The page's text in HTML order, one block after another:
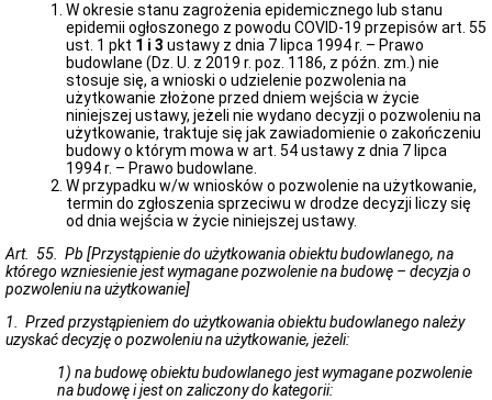
sprawie
Informacji
posiadającej
odpowiednie
uprawnienia
zawodowe
dziedzinie
geodezji
kartografii
usytuowania
obiektu
budowlanego
projektem
zagospodarowania
W okresie stanu zagrożenia epidemicznego lub stanu
epidemii ogłoszonego z powodu COVID-19 przepisów art. 55
ust. 1 pkt 1 i 3 ustawy z dnia 7 lipca 1994 r. – Prawo
budowlane (Dz. U. z 2019 r. poz. 1186, z późn. zm.) nie
stosuje się, a wnioski o udzielenie pozwolenia na
użytkowanie złożone przed dniem wejścia w życie
niniejszej ustawy, jeżeli nie wydano decyzji o pozwoleniu na
użytkowanie, traktuje się jak zawiadomienie o zakończeniu
budowy o którym mowa w art. 54 ustawy z dnia 7 lipca
1994 r. – Prawo budowlane.
W przypadku w/w wniosków o pozwolenie na użytkowanie,
termin do zgłoszenia sprzeciwu w drodze decyzji liczy się
od dnia wejścia w życie niniejszej ustawy.
Art. 55. Pb [Przystąpienie do użytkowania obiektu budowlanego, na
którego wzniesienie jest wymagane pozwolenie na budowę – decyzja o
pozwoleniu na użytkowanie]
1. Przed przystąpieniem do użytkowania obiektu budowlanego należy
uzyskać decyzję o pozwoleniu na użytkowanie, jeżeli:
1) na budowę obiektu budowlanego jest wymagane pozwolenie
na budowę i jest on zaliczony do kategorii: